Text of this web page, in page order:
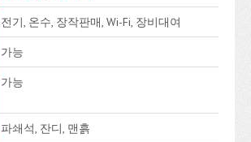
전기, 온수, 장작판매, Wi-Fi, 장비대여
가능
가능
파쇄석, 잔디, 맨흙